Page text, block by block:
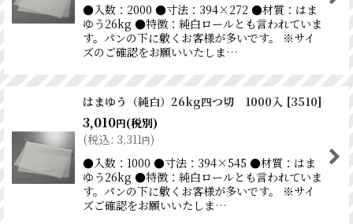
●入数：2000 ●寸法：394×272 ●材質：はま
ゆう26kg ●特徴：純白ロールとも言われていま
す。パンの下に敷くお客様が多いです。 ※サイ
ズのご確認をお願いいたしま…
はまゆう（純白）26kg四つ切 1000入 [3510]
3,010円(税別)
(税込: 3,311円)
●入数：1000 ●寸法：394×545 ●材質：はま
ゆう26kg ●特徴：純白ロールとも言われていま
す。パンの下に敷くお客様が多いです。 ※サイ
ズご確認をお願いいたしま…